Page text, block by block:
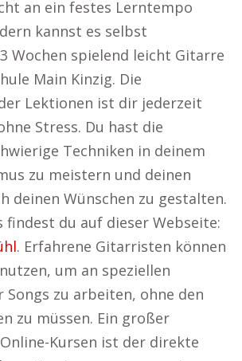
an ein festes Lerntempo
kannst es selbst
Wochen spielend leicht Gitarre
Main Kinzig. Die
Lektionen ist dir jederzeit
Stress. Du hast die
Techniken in deinem
zu meistern und deinen
deinen Wünschen zu gestalten.
findest du auf dieser Webseite:
. Erfahrene Gitarristen können
um an speziellen
Songs zu arbeiten, ohne den
zu müssen. Ein großer
Kursen ist der direkte